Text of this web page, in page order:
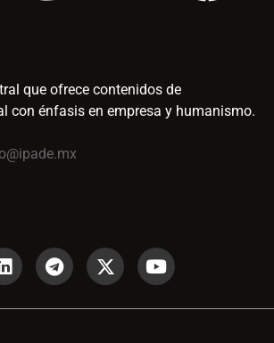
que ofrece contenidos de
con énfasis en empresa y humanismo.